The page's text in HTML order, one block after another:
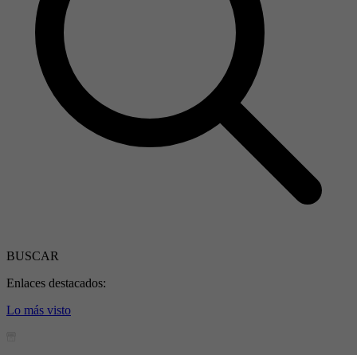
BUSCAR
Enlaces destacados:
Lo más visto